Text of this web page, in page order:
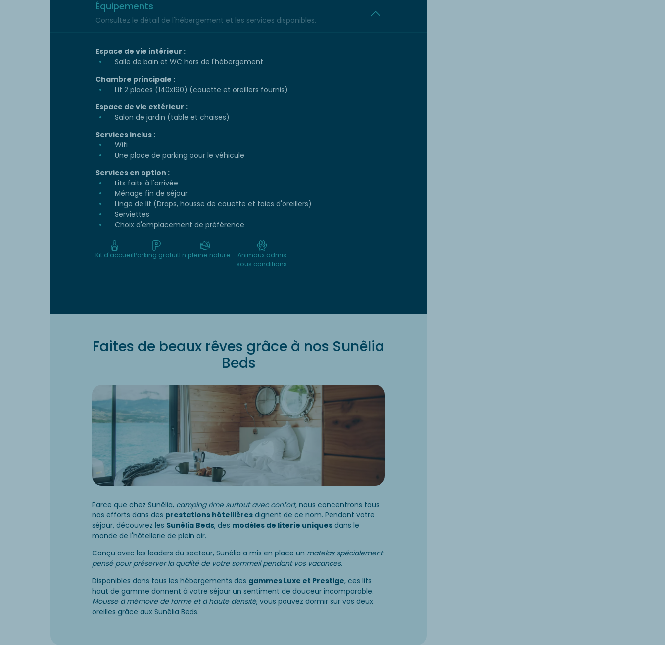
Équipements
Consultez le détail de l'hébergement et les services disponibles.
Espace de vie intérieur :
Salle de bain et WC hors de l'hébergement
Chambre principale :
Lit 2 places (140x190) (couette et oreillers fournis)
Espace de vie extérieur :
Salon de jardin (table et chaises)
Services inclus :
Wifi
Une place de parking pour le véhicule
Services en option :
Lits faits à l'arrivée
Ménage fin de séjour
Linge de lit (Draps, housse de couette et taies d'oreillers)
Serviettes
Choix d'emplacement de préférence
Kit d'accueilParking gratuitEn pleine nature
Animaux admis
sous conditions
Faites de beaux rêves grâce à nos Sunêlia
Beds
Parce que chez Sunêlia, camping rime surtout avec confort, nous concentrons tous
nos efforts dans des prestations hôtellières dignent de ce nom. Pendant votre
séjour, découvrez les Sunêlia Beds, des modèles de literie uniques dans le
monde de l'hôtellerie de plein air.
Conçu avec les leaders du secteur, Sunêlia a mis en place un matelas spécialement
pensé pour préserver la qualité de votre sommeil pendant vos vacances.
Disponibles dans tous les hébergements des gammes Luxe et Prestige, ces lits
haut de gamme donnent à votre séjour un sentiment de douceur incomparable.
Mousse à mémoire de forme et à haute densité, vous pouvez dormir sur vos deux
oreilles grâce aux Sunêlia Beds.